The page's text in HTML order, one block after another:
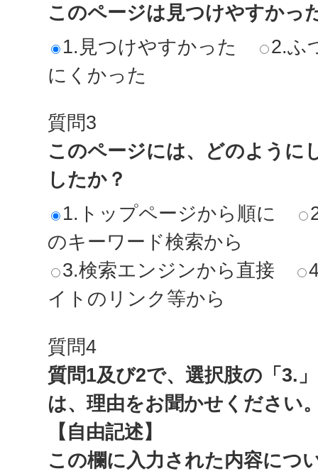
このページは見つけやすかっ
1.見つけやすかった
2.ふ
にくかった
質問3
このページには、どのように
したか？
1.トップページから順に
のキーワード検索から
3.検索エンジンから直接
イトのリンク等から
質問4
質問1及び2で、選択肢の「3.
は、理由をお聞かせください
【自由記述】
この欄に入力された内容につ